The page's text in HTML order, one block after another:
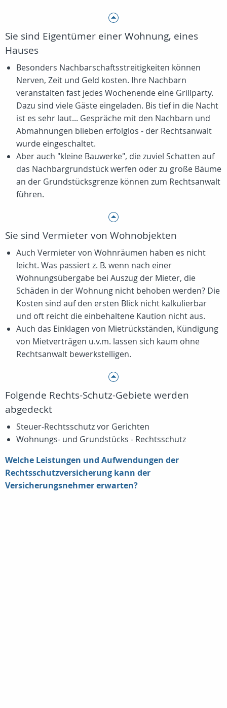
Sie sind Eigentümer einer Wohnung, eines
Hauses
Besonders Nachbarschaftsstreitigkeiten können
Nerven, Zeit und Geld kosten. Ihre Nachbarn
veranstalten fast jedes Wochenende eine Grillparty.
Dazu sind viele Gäste eingeladen. Bis tief in die Nacht
ist es sehr laut... Gespräche mit den Nachbarn und
Abmahnungen blieben erfolglos - der Rechtsanwalt
wurde eingeschaltet.
Aber auch "kleine Bauwerke", die zuviel Schatten auf
das Nachbargrundstück werfen oder zu große Bäume
an der Grundstücksgrenze können zum Rechtsanwalt
führen.
Sie sind Vermieter von Wohnobjekten
Auch Vermieter von Wohnräumen haben es nicht
leicht. Was passiert z. B. wenn nach einer
Wohnungsübergabe bei Auszug der Mieter, die
Schäden in der Wohnung nicht behoben werden? Die
Kosten sind auf den ersten Blick nicht kalkulierbar
und oft reicht die einbehaltene Kaution nicht aus.
Auch das Einklagen von Mietrückständen, Kündigung
von Mietverträgen u.v.m. lassen sich kaum ohne
Rechtsanwalt bewerkstelligen.
Folgende Rechts-Schutz-Gebiete werden
abgedeckt
Steuer-Rechtsschutz vor Gerichten
Wohnungs- und Grundstücks - Rechtsschutz
Welche Leistungen und Aufwendungen der
Rechtsschutzversicherung kann der
Versicherungsnehmer erwarten?